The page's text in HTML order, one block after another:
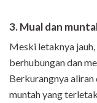
3. Mual dan
Meski letaknya
berhubungan dan
Berkurangnya
muntah yang